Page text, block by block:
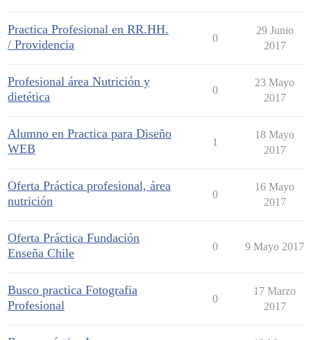
Practica Profesional en RR.HH.
/ Providencia
0
29 Junio
2017
Profesional área Nutrición y
dietética
0
23 Mayo
2017
Alumno en Practica para Diseño
WEB
1
18 Mayo
2017
Oferta Práctica profesional, área
nutrición
0
16 Mayo
2017
Oferta Práctica Fundación
Enseña Chile
0 9 Mayo 2017
Busco practica Fotografia
Profesional
0
17 Marzo
2017